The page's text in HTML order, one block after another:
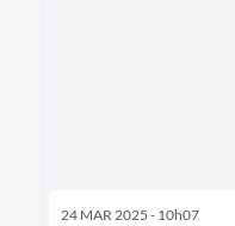
24 MAR 2025 - 10h07